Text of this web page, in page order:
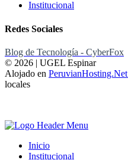
Institucional
Redes Sociales
Blog de Tecnología - CyberFox
© 2026 | UGEL Espinar
Alojado en PeruvianHosting.Net
locales
Inicio
Institucional